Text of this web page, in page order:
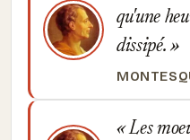
qu'une
dissipé.
Les